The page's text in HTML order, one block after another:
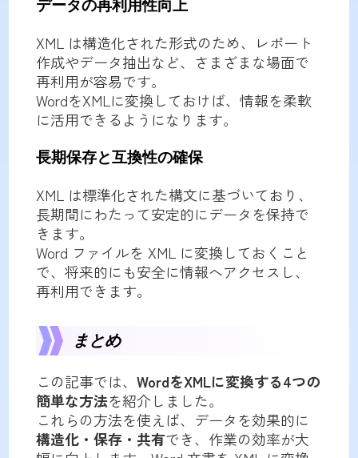
データの再利用性向上
XML は構造化された形式のため、レポート
作成やデータ抽出など、さまざまな場面で
再利用が容易です。
WordをXMLに変換しておけば、情報を柔軟
に活用できるようになります。
長期保存と互換性の確保
XML は標準化された構文に基づいており、
長期間にわたって安定的にデータを保持で
きます。
Word ファイルを XML に変換しておくこと
で、将来的にも安全に情報へアクセスし、
再利用できます。
まとめ
この記事では、 WordをXMLに変換する4つの
簡単な方法を紹介しました。
これらの方法を使えば、データを効果的に
構造化・保存・共有でき、作業の効率が大